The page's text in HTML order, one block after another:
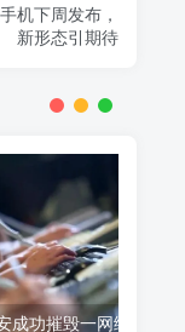
机下周发布，